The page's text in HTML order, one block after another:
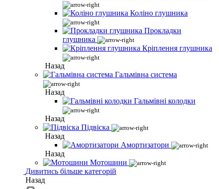
Коліно глушника
Прокладки
глушника
Кріплення глушника
Назад
Гальмівна система
Назад
Гальмівні колодки
Назад
Підвіска
Назад
Амортизатори
Назад
Мотошини
Дивитись більше категорій
Назад